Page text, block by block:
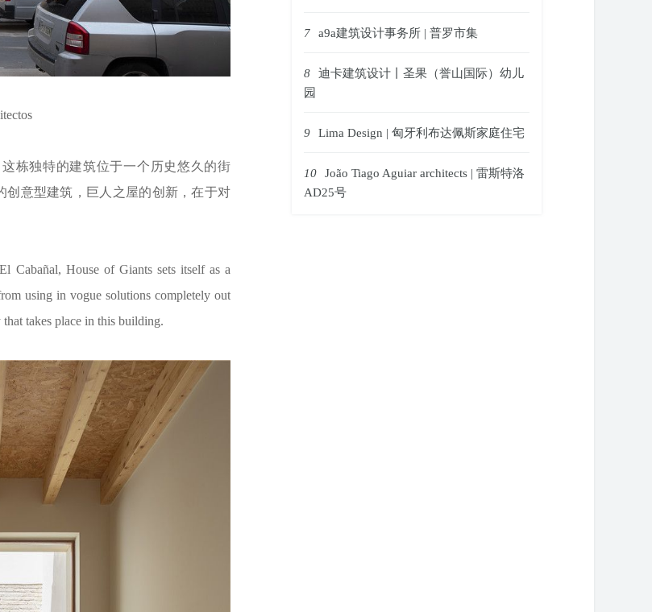
栋独特的建筑位于一个历史悠久的街
创意型建筑，巨人之屋的创新，在于对
Cabañal, House of Giants sets itself as a
using in vogue solutions completely out
takes place in this building.
7 a9a建筑设计事务所 | 普罗市集
8
迪卡建筑设计丨圣果（誉山国际）幼儿
园
9 Lima Design | 匈牙利布达佩斯家庭住宅
10
João Tiago Aguiar architects | 雷斯特洛
AD25号